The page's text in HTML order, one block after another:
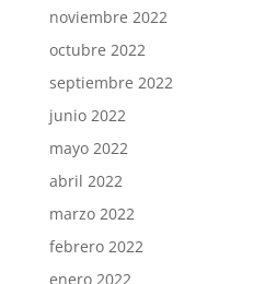
noviembre 2022
octubre 2022
septiembre 2022
junio 2022
mayo 2022
abril 2022
marzo 2022
febrero 2022
enero 2022